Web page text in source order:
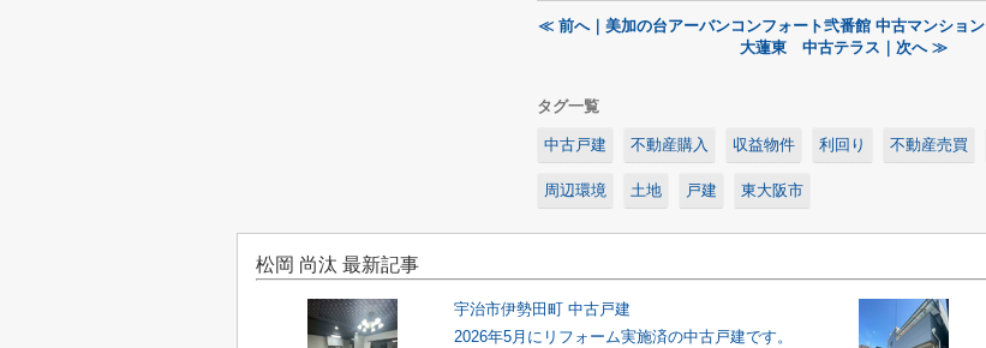
≪ 前へ｜美加の台アーバンコンフォート弐番館 中古マンション
大蓮東 中古テラス｜次へ ≫
タグ一覧
中古戸建 不動産購入 収益物件 利回り 不動産売買
周辺環境 土地 戸建 東大阪市
松岡 尚汰 最新記事
宇治市伊勢田町 中古戸建
2026年5月にリフォーム実施済の中古戸建です。